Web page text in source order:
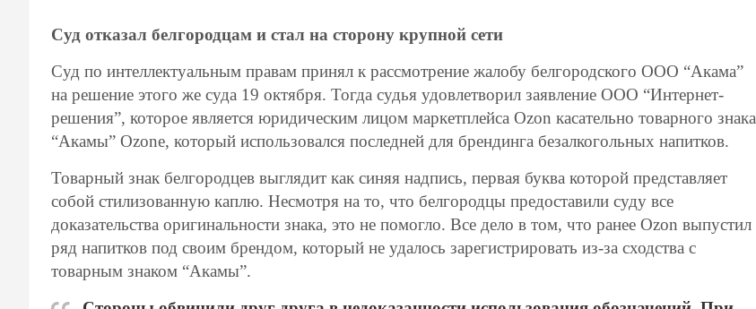
Суд отказал белгородцам и стал на сторону крупной сети
Суд по интеллектуальным правам принял к рассмотрение жалобу белгородского ООО “Акама”
на решение этого же суда 19 октября. Тогда судья удовлетворил заявление ООО “Интернет-
решения”, которое является юридическим лицом маркетплейса Ozon касательно товарного знака
“Акамы” Ozone, который использовался последней для брендинга безалкогольных напитков.
Товарный знак белгородцев выглядит как синяя надпись, первая буква которой представляет
собой стилизованную каплю. Несмотря на то, что белгородцы предоставили суду все
доказательства оригинальности знака, это не помогло. Все дело в том, что ранее Ozon выпустил
ряд напитков под своим брендом, который не удалось зарегистрировать из-за сходства с
товарным знаком “Акамы”.